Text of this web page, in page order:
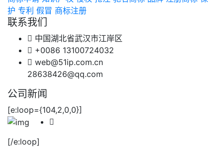
护 专利 假冒 商标注册
联系我们
中国湖北省武汉市江岸区
+0086 13100724032
web@51ip.com.cn
28638426@qq.com
公司新闻
[e:loop={104,2,0,0}]
[/e:loop]